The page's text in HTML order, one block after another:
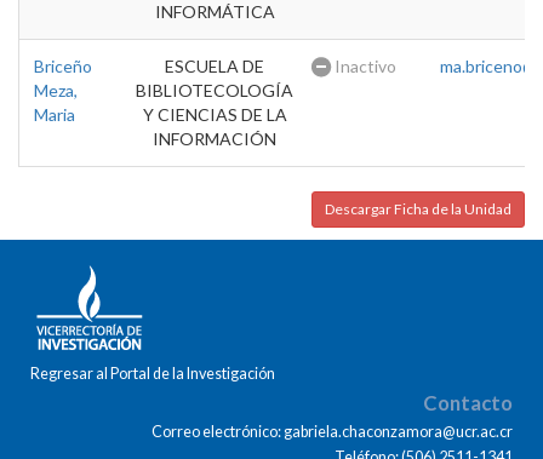
INFORMÁTICA
Briceño
Meza,
Maria
ESCUELA DE
BIBLIOTECOLOGÍA
Y CIENCIAS DE LA
INFORMACIÓN
Inactivo
Descargar Ficha de la Unidad
Regresar al Portal de la Investigación
Contacto
Correo electrónico: gabriela.chaconzamora@ucr.ac.cr